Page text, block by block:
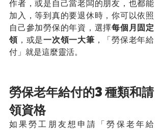
作者，或是自己當老闆的朋友，也都能
加入，等到真的要退休時，你可以依照
自己參加勞保的年資，選擇每個月固定
領，或是一次領一大筆 ，「勞保老年給
付」就是這麼靈活。
勞保老年給付的3種類和請
領資格
如果勞工朋友想申請「勞保老年給